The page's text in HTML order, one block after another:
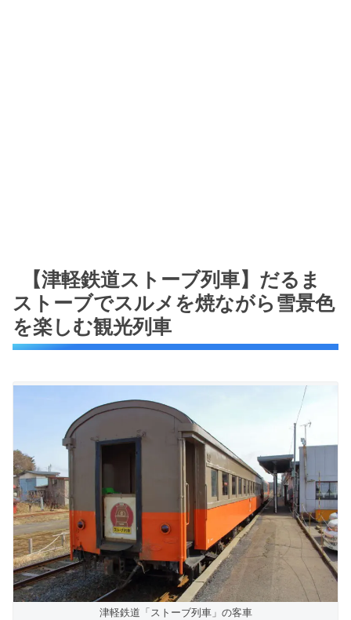
【津軽鉄道ストーブ列車】だるま
ストーブでスルメを焼ながら雪景色
を楽しむ観光列車
津軽鉄道「ストーブ列車」の客車